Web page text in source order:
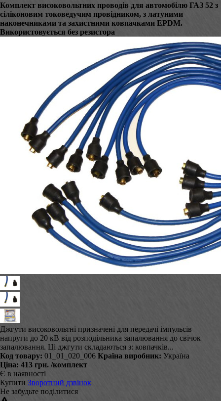
Комплект високовольтних проводів для автомобілю ГАЗ 52 з
сіліконовим токоведучим провідником, з латуними
наконечниками та захистними ковпачками EPDM.
Використовується без резистора
Джгути високовольтні призначені для передачі імпульсів
напруги до 20 кВ від розподільника запалювання до свічок
запалювання. Ці джгути складаються з: ковпачків...
Код товару: 01_01_020_006 Країна виробник: Україна
Ціна: 413 грн. /комплект
Є в наявності
Купити Зворотний дзвінок
Не забудьте поділитися